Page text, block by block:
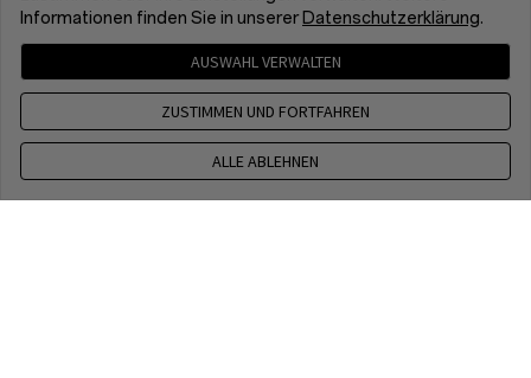
Informationen finden Sie in unserer Datenschutzerklärung.
AUSWAHL VERWALTEN
ZUSTIMMEN UND FORTFAHREN
ALLE ABLEHNEN